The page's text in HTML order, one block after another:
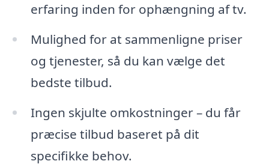
erfaring inden for ophængning af tv.
Mulighed for at sammenligne priser
og tjenester, så du kan vælge det
bedste tilbud.
Ingen skjulte omkostninger – du får
præcise tilbud baseret på dit
specifikke behov.